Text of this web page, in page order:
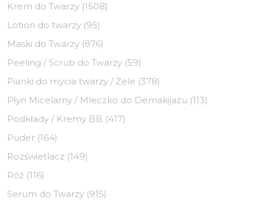
Krem do Twarzy (1508)
Lotion do twarzy (95)
Maski do Twarzy (876)
Peeling / Scrub do Twarzy (59)
Pianki do mycia twarzy / Żele (378)
Płyn Micelarny / Mleczko do Demakijażu (113)
Podkłady / Kremy BB (417)
Puder (164)
Rozświetlacz (149)
Róż (116)
Serum do Twarzy (915)